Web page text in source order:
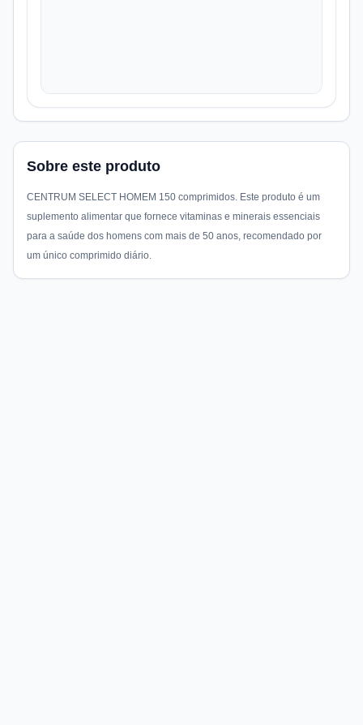
Sobre este produto
CENTRUM SELECT HOMEM 150 comprimidos. Este produto é um
suplemento alimentar que fornece vitaminas e minerais essenciais
para a saúde dos homens com mais de 50 anos, recomendado por
um único comprimido diário.